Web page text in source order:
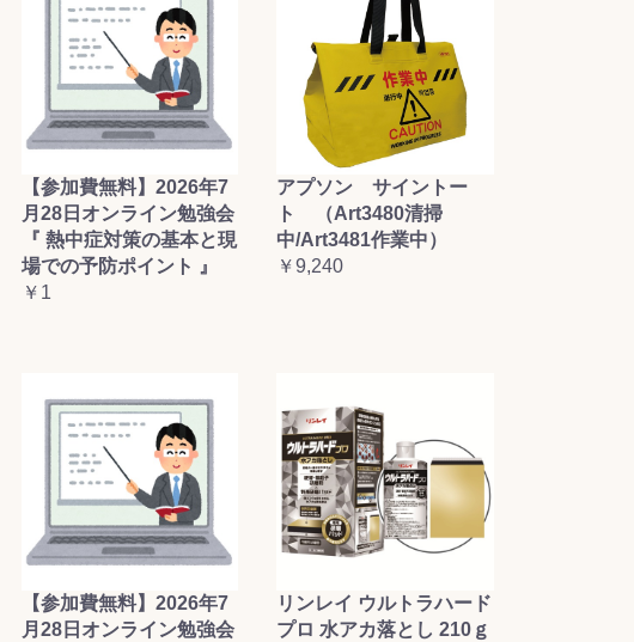
【参加費無料】2026年7
月28日オンライン勉強会
『 熱中症対策の基本と現
場での予防ポイント 』
￥1
アプソン サイントー
ト （Art3480清掃
中/Art3481作業中）
￥9,240
【参加費無料】2026年7
月28日オンライン勉強会
リンレイ ウルトラハード
プロ 水アカ落とし 210ｇ